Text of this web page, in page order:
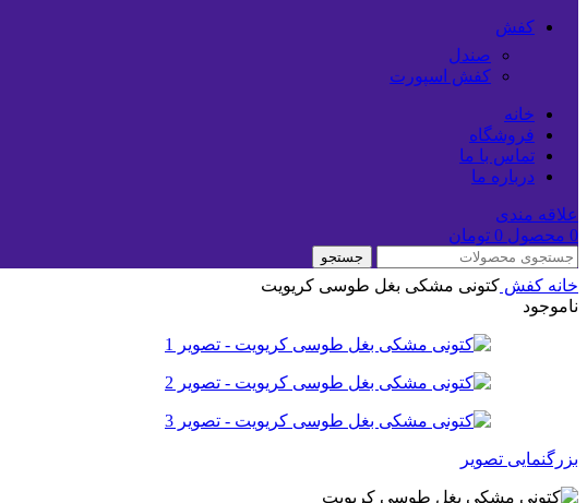
کفش
صندل
کفش اسپورت
خانه
فروشگاه
تماس با ما
درباره ما
علاقه مندی
0 محصول 0 تومان
جستجو
خانه کفش کتونی مشکی بغل طوسی کریویت
ناموجود
بزرگنمایی تصویر